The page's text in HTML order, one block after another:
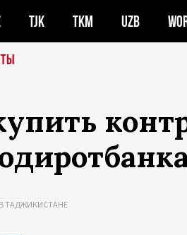
TJK TKM UZB
ТАДЖИКИСТАНЕ